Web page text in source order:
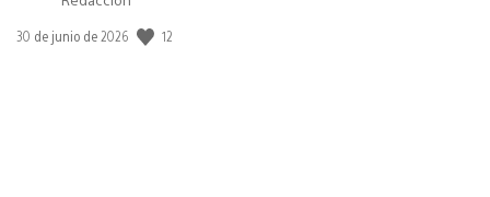
Fecha
30 de junio de 2026 12